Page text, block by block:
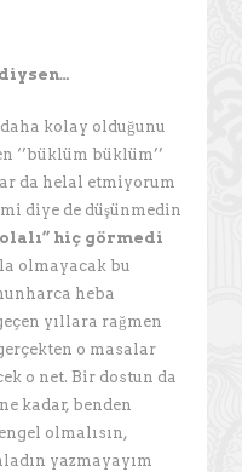
kolay olduğunu
‘’büklüm büklüm’’
da helal etmiyorum
diye de düşünmedin
hiç görmedi
olmayacak bu
heba
yıllara rağmen
o masalar
o net. Bir dostun da
kadar, benden
olmalısın,
yazmayayım